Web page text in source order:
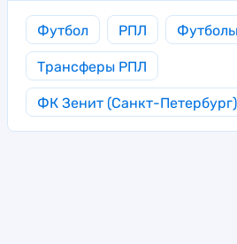
Футбол РПЛ
Трансферы РПЛ
ФК Зенит (Санкт-Петербург)